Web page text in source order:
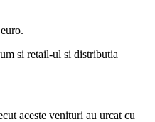
si retail-ul si distributia
aceste venituri au urcat cu